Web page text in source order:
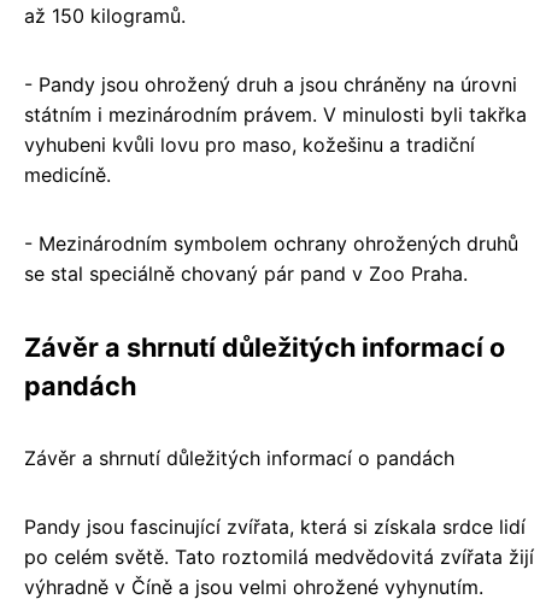
až 150 kilogramů.
- Pandy jsou ohrožený druh a jsou chráněny na úrovni
státním i mezinárodním právem. V minulosti byli takřka
vyhubeni kvůli lovu pro maso, kožešinu a tradiční
medicíně.
- Mezinárodním symbolem ochrany ohrožených druhů
se stal speciálně chovaný pár pand v Zoo Praha.
Závěr a shrnutí důležitých informací o
pandách
Závěr a shrnutí důležitých informací o pandách
Pandy jsou fascinující zvířata, která si získala srdce lidí
po celém světě. Tato roztomilá medvědovitá zvířata žijí
výhradně v Číně a jsou velmi ohrožené vyhynutím.